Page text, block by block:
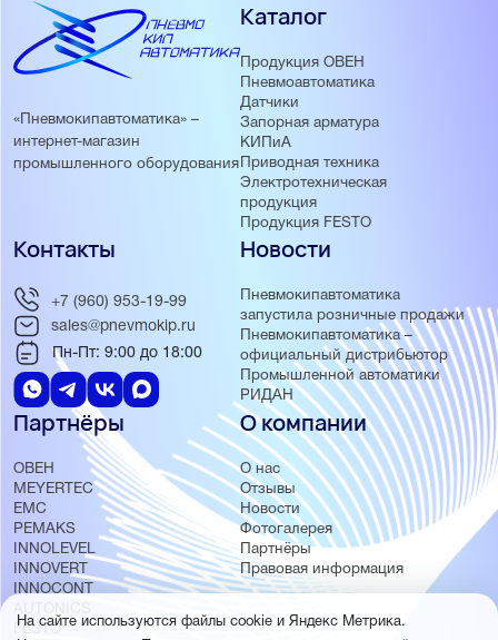
«Пневмокипавтоматика» –
интернет-магазин
промышленного оборудования
Каталог
Продукция ОВЕН
Пневмоавтоматика
Датчики
Запорная арматура
КИПиА
Приводная техника
Электротехническая
продукция
Продукция FESTO
Новости
Пневмокипавтоматика
запустила розничные продажи
Пневмокипавтоматика –
официальный дистрибьютор
Промышленной автоматики
РИДАН
Партнёры
ОВЕН
MEYERTEC
EMC
PEMAKS
INNOLEVEL
INNOVERT
INNOCONT
AUTONICS
FESTO
О компании
О нас
Отзывы
Новости
Фотогалерея
Партнёры
Правовая информация
Контакты
+7 (960) 953-19-99
sales@pnevmokip.ru
Пн-Пт: 9:00 до 18:00
На сайте используются файлы cookie и Яндекс Метрика.